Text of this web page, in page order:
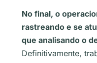
No final, o
rastreando e se
que analisando o
Definitivamente,